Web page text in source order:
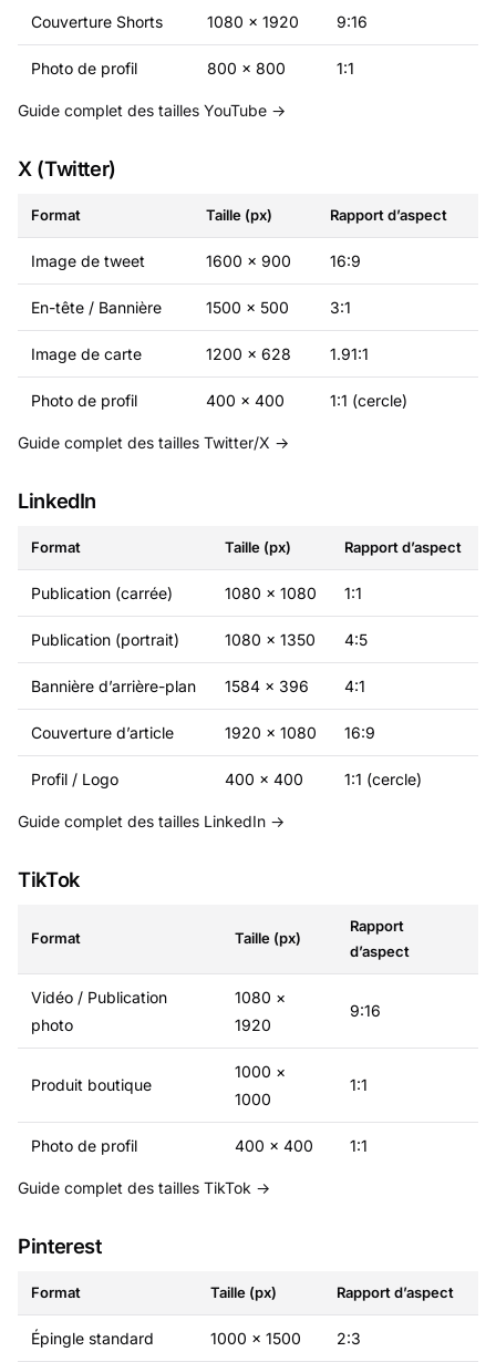
Couverture Shorts 1080 × 1920 9:16
Photo de profil 800 × 800 1:1
Guide complet des tailles YouTube →
X (Twitter)
Format Taille (px) Rapport d’aspect
Image de tweet 1600 × 900 16:9
En-tête / Bannière 1500 × 500 3:1
Image de carte 1200 × 628 1.91:1
Photo de profil 400 × 400 1:1 (cercle)
Guide complet des tailles Twitter/X →
LinkedIn
Format Taille (px) Rapport d’aspect
Publication (carrée) 1080 × 1080 1:1
Publication (portrait) 1080 × 1350 4:5
Bannière d’arrière-plan 1584 × 396 4:1
Couverture d’article 1920 × 1080 16:9
Profil / Logo 400 × 400 1:1 (cercle)
Guide complet des tailles LinkedIn →
TikTok
Format Taille (px)
Rapport
d’aspect
Vidéo / Publication
photo
1080 ×
1920
9:16
Produit boutique
1000 ×
1000
1:1
Photo de profil 400 × 400 1:1
Guide complet des tailles TikTok →
Pinterest
Format Taille (px) Rapport d’aspect
Épingle standard 1000 × 1500 2:3